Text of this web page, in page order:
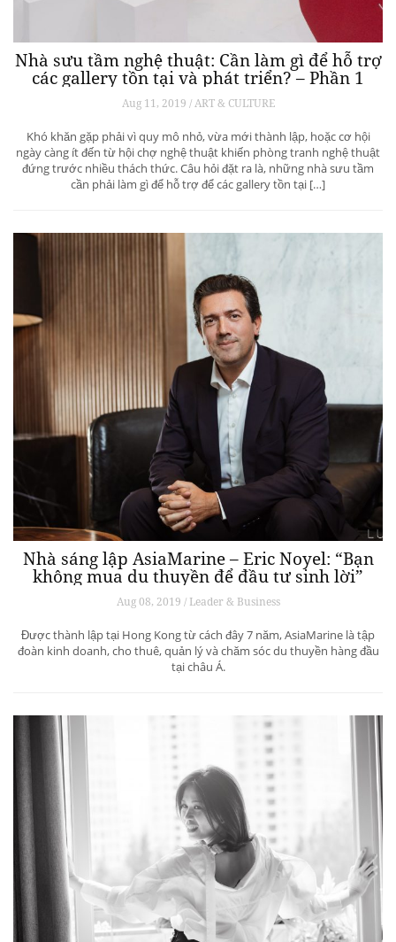
Nhà sưu tầm nghệ thuật: Cần làm gì để hỗ trợ
các gallery tồn tại và phát triển? – Phần 1
Aug 11, 2019 / ART & CULTURE
Khó khăn gặp phải vì quy mô nhỏ, vừa mới thành lập, hoặc cơ hội
ngày càng ít đến từ hội chợ nghệ thuật khiến phòng tranh nghệ thuật
đứng trước nhiều thách thức. Câu hỏi đặt ra là, những nhà sưu tầm
cần phải làm gì để hỗ trợ để các gallery tồn tại […]
Nhà sáng lập AsiaMarine – Eric Noyel: “Bạn
không mua du thuyền để đầu tư sinh lời”
Aug 08, 2019 / Leader & Business
Được thành lập tại Hong Kong từ cách đây 7 năm, AsiaMarine là tập
đoàn kinh doanh, cho thuê, quản lý và chăm sóc du thuyền hàng đầu
tại châu Á.